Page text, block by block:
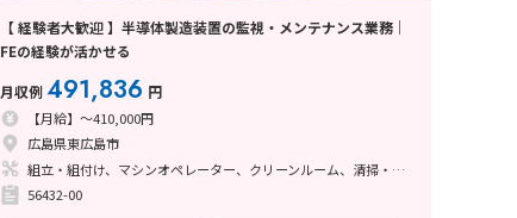
【 経験者大歓迎 】半導体製造装置の監視・メンテナンス業務｜
FEの経験が活かせる
月収例 491,836 円
【月給】～410,000円
広島県東広島市
組立・組付け、マシンオペレーター、クリーンルーム、清掃・洗浄、メンテナンス・保全
56432-00